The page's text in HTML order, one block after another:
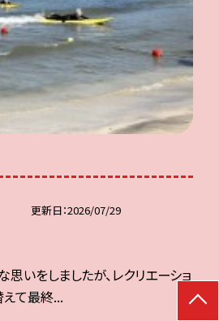
更新日 2026/07/29
いをしましたが、レクリエーショ
て最終...